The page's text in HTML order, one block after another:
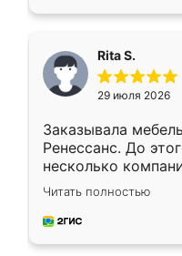
Rita S.
29 июля 2026
Заказывала
Ренессанс. До
несколько
эту. Сначала
приехал
и снял размеры.
Читать полностью